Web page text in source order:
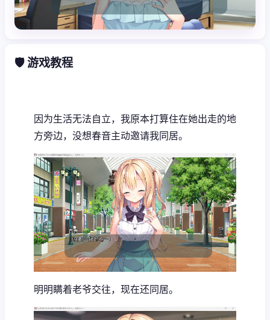
🛡️ 游戏教程
因为生活无法自立，我原本打算住在她出走的地
方旁边，没想春音主动邀请我同居。
明明瞒着老爷交往，现在还同居。